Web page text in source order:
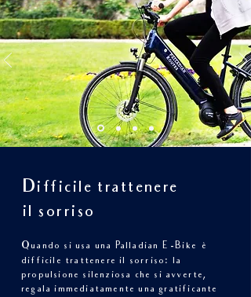
Difficile trattenere
il sorriso
Quando si usa una Palladian E -Bike è
difficile trattenere il sorriso: la
propulsione silenziosa che si avverte,
regala immediatamente una gratificante